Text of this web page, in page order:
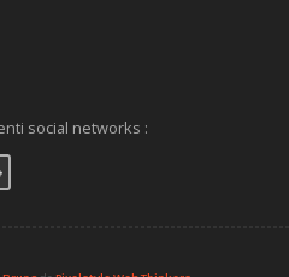
social networks :